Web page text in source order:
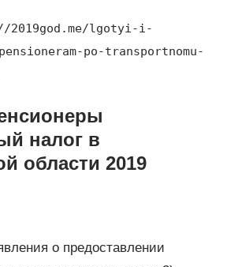
2019god.me/lgotyi-i-
po-transportnomu-
налог в
области 2019
о предоставлении